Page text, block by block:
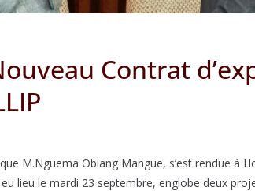
Contrat
M.Nguema Obiang Mangue, s’est rendue à
lieu le mardi 23 septembre, englobe deux